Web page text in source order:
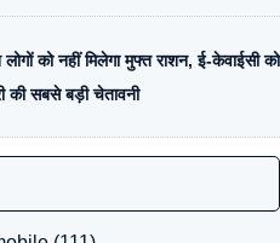
को नहीं मिलेगा मुफ्त राशन, ई-केवाईसी को
की सबसे बड़ी चेतावनी